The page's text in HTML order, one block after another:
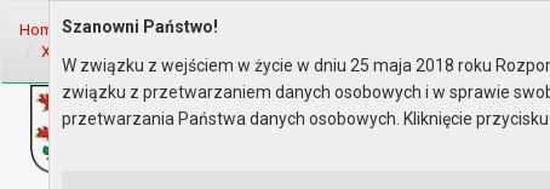
Home Organy Rada Miejska
XXXV sesja Rady - 31.03.2017
Biuletyn Informacji Publicznej
Urząd Miasta i Gminy w Gryfinie
Szanowni Państwo!
W związku z wejściem w życie w dniu 25 maja 2018 roku
związku z przetwarzaniem danych osobowych i w sprawie
przetwarzania Państwa danych osobowych. Kliknięcie